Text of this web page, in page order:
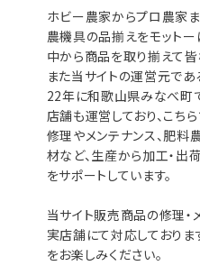
ホビー農家からプロ農家
農機具の品揃えをモット
中から商品を取り揃えて皆
また当サイトの運営元で
22年に和歌山県みなべ町
店舗も運営しており、こち
修理やメンテナンス、肥料
材など、生産から加工・出
をサポートしています。
当サイト販売商品の修理・
実店舗にて対応しておりま
をお楽しみください。